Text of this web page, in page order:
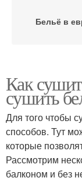
Бельё в
Как
сушить
Для того чтобы
способов. Тут
которые
Рассмотрим
балконом и без